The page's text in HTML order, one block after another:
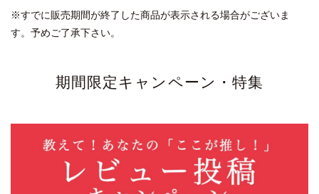
※すでに販売期間が終了した商品が表示される場合がございま
す。予めご了承下さい。
期間限定キャンペーン・特集